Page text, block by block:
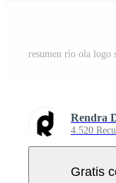
Rendra
4.520
Gratis